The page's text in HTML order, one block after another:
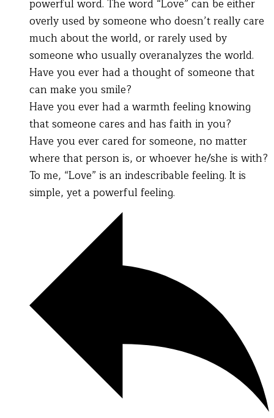
powerful word. The word “Love” can be either
overly used by someone who doesn’t really care
much about the world, or rarely used by
someone who usually overanalyzes the world.
Have you ever had a thought of someone that
can make you smile?
Have you ever had a warmth feeling knowing
that someone cares and has faith in you?
Have you ever cared for someone, no matter
where that person is, or whoever he/she is with?
To me, “Love” is an indescribable feeling. It is
simple, yet a powerful feeling.